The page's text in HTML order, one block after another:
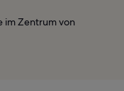
im Zentrum von